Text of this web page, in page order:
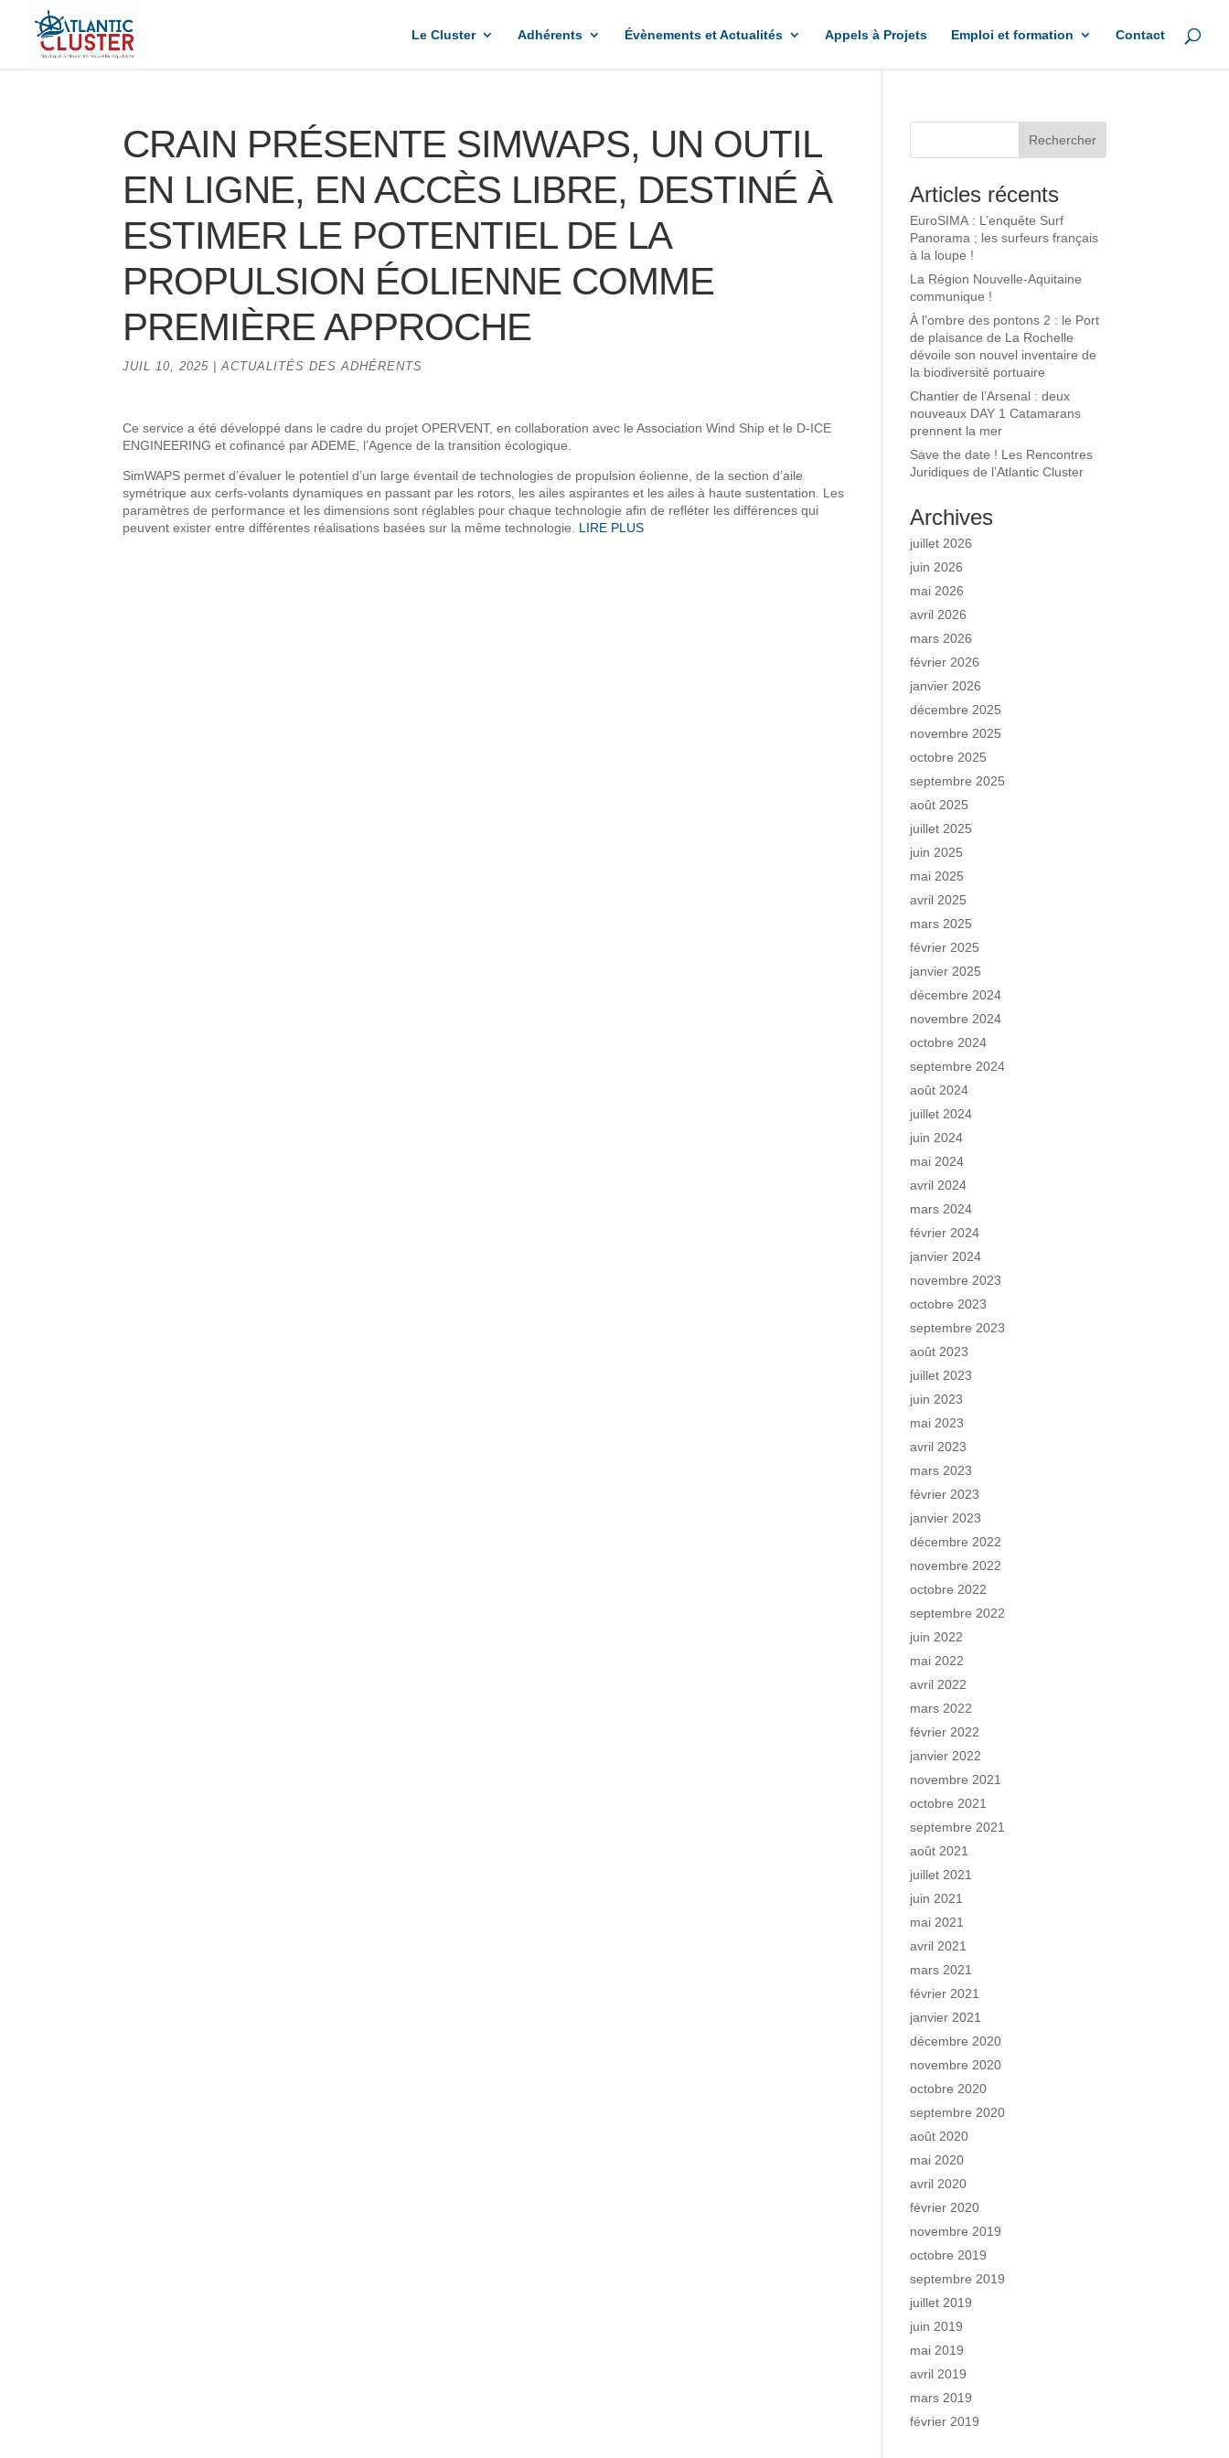
Le Cluster Adhérents Évènements et Actualités Appels à Projets Emploi et formation Contact
CRAIN PRÉSENTE SIMWAPS, UN OUTIL
EN LIGNE, EN ACCÈS LIBRE, DESTINÉ À
ESTIMER LE POTENTIEL DE LA
PROPULSION ÉOLIENNE COMME
PREMIÈRE APPROCHE
JUIL 10, 2025 |ACTUALITÉS DES ADHÉRENTS
Ce service a été développé dans le cadre du projet OPERVENT, en collaboration avec le Association Wind Ship et le D-ICE
ENGINEERING et cofinancé par ADEME, l’Agence de la transition écologique.
SimWAPS permet d’évaluer le potentiel d’un large éventail de technologies de propulsion éolienne, de la section d’aile
symétrique aux cerfs-volants dynamiques en passant par les rotors, les ailes aspirantes et les ailes à haute sustentation. Les
paramètres de performance et les dimensions sont réglables pour chaque technologie afin de refléter les différences qui
peuvent exister entre différentes réalisations basées sur la même technologie. LIRE PLUS
Articles récents
EuroSIMA : L’enquête Surf
Panorama ; les surfeurs français
à la loupe !
La Région Nouvelle-Aquitaine
communique !
À l’ombre des pontons 2 : le Port
de plaisance de La Rochelle
dévoile son nouvel inventaire de
la biodiversité portuaire
Chantier de l’Arsenal : deux
nouveaux DAY 1 Catamarans
prennent la mer
Save the date ! Les Rencontres
Juridiques de l’Atlantic Cluster
Archives
juillet 2026
juin 2026
mai 2026
avril 2026
mars 2026
février 2026
janvier 2026
décembre 2025
novembre 2025
octobre 2025
septembre 2025
août 2025
juillet 2025
juin 2025
mai 2025
avril 2025
mars 2025
février 2025
janvier 2025
décembre 2024
novembre 2024
octobre 2024
septembre 2024
août 2024
juillet 2024
juin 2024
mai 2024
avril 2024
mars 2024
février 2024
janvier 2024
novembre 2023
octobre 2023
septembre 2023
août 2023
juillet 2023
juin 2023
mai 2023
avril 2023
mars 2023
février 2023
janvier 2023
décembre 2022
novembre 2022
octobre 2022
septembre 2022
juin 2022
mai 2022
avril 2022
mars 2022
février 2022
janvier 2022
novembre 2021
octobre 2021
septembre 2021
août 2021
juillet 2021
juin 2021
mai 2021
avril 2021
mars 2021
février 2021
janvier 2021
décembre 2020
novembre 2020
octobre 2020
septembre 2020
août 2020
mai 2020
avril 2020
février 2020
novembre 2019
octobre 2019
septembre 2019
juillet 2019
juin 2019
mai 2019
avril 2019
mars 2019
février 2019